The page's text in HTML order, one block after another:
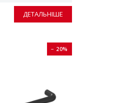
ДЕТАЛЬНІШЕ
− 20%